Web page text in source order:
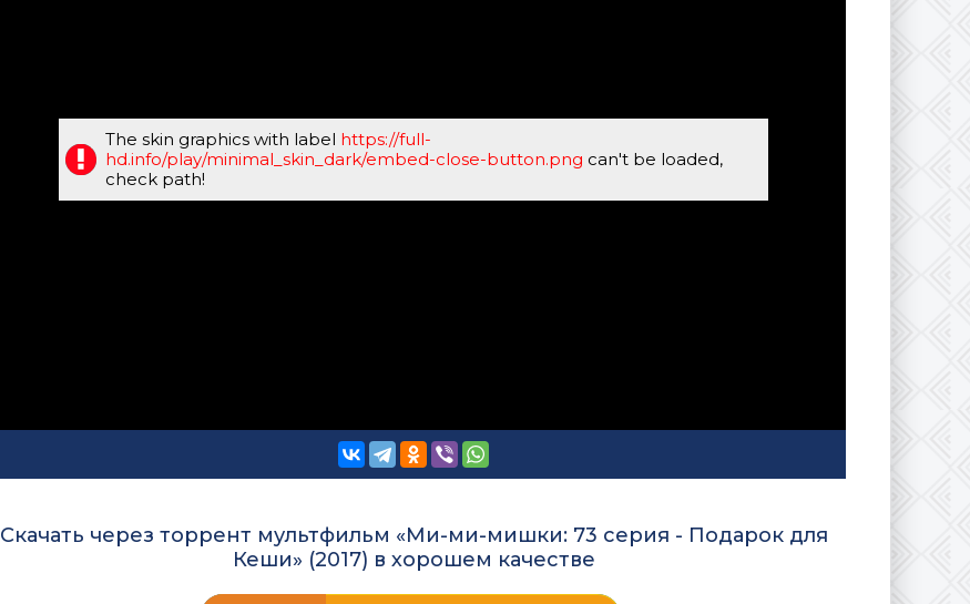
The skin graphics with label https://full-
hd.info/play/minimal_skin_dark/embed-close-button.png can't be loaded,
check path!
Скачать через торрент мультфильм «Ми-ми-мишки: 73 серия - Подарок для
Кеши» (2017) в хорошем качестве